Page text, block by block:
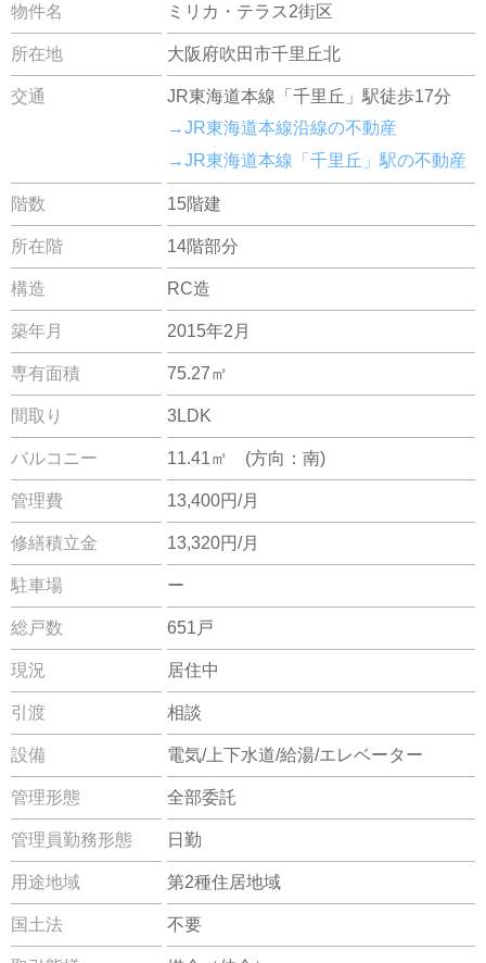
物件名 ミリカ・テラス2街区
所在地 大阪府吹田市千里丘北
交通
JR東海道本線「千里丘」駅徒歩17分
→JR東海道本線沿線の不動産
→JR東海道本線「千里丘」駅の不動産
階数 15階建
所在階 14階部分
構造 RC造
築年月 2015年2月
専有面積 75.27㎡
間取り 3LDK
バルコニー 11.41㎡ (方向：南)
管理費 13,400円/月
修繕積立金 13,320円/月
駐車場 ー
総戸数 651戸
現況 居住中
引渡 相談
設備 電気/上下水道/給湯/エレベーター
管理形態 全部委託
管理員勤務形態 日勤
用途地域 第2種住居地域
国土法 不要